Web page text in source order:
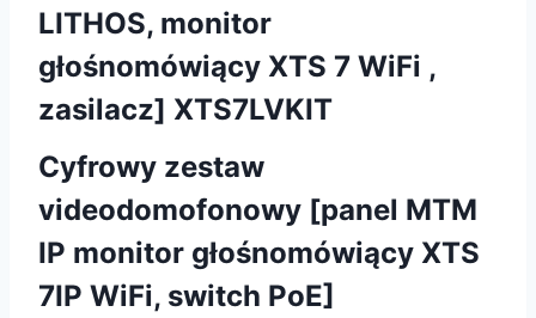
LITHOS, monitor
głośnomówiący XTS 7 WiFi ,
zasilacz] XTS7LVKIT
Cyfrowy zestaw
videodomofonowy [panel MTM
IP monitor głośnomówiący XTS
7IP WiFi, switch PoE]